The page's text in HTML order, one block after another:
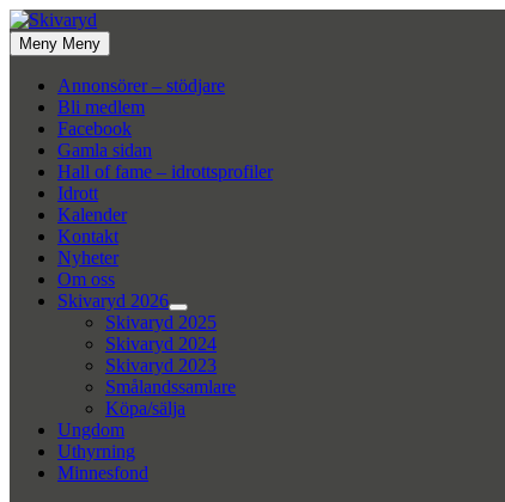
Hoppa
till
innehåll
Meny Meny
Annonsörer – stödjare
Bli medlem
Facebook
Gamla sidan
Hall of fame – idrottsprofiler
Idrott
Kalender
Kontakt
Nyheter
Om oss
Skivaryd 2026
Visa
undermeny
Skivaryd 2025
Skivaryd 2024
Skivaryd 2023
Smålandssamlare
Köpa/sälja
Ungdom
Uthyrning
Minnesfond